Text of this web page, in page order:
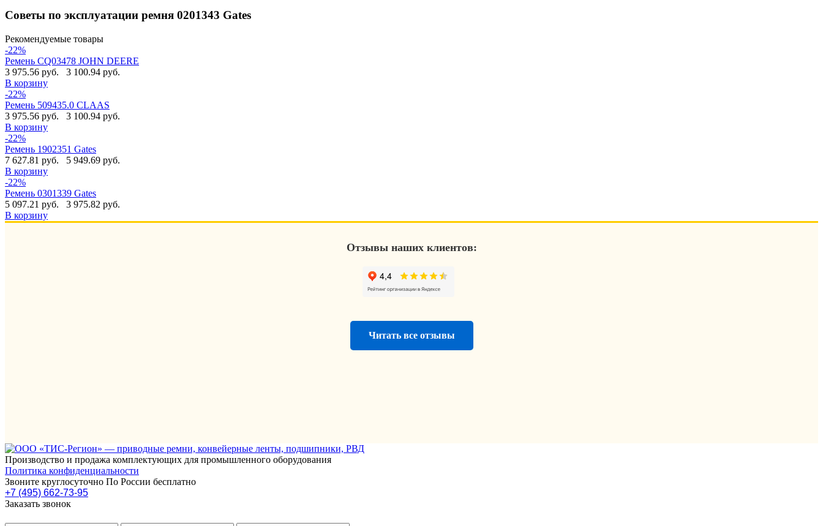
Советы по эксплуатации ремня 0201343 Gates
Рекомендуемые товары
-22%
Ремень CQ03478 JOHN DEERE
3 975.56 руб.
3 100.94 руб.
В корзину
-22%
Ремень 509435.0 CLAAS
3 975.56 руб.
3 100.94 руб.
В корзину
-22%
Ремень 1902351 Gates
7 627.81 руб.
5 949.69 руб.
В корзину
-22%
Ремень 0301339 Gates
5 097.21 руб.
3 975.82 руб.
В корзину
Отзывы наших клиентов:
Читать все отзывы
Производство и продажа комплектующих для промышленного оборудования
Политика конфиденциальности
Звоните круглосуточно По России бесплатно
+7 (495) 662-73-95
Заказать звонок